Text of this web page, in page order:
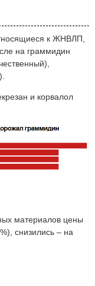
к ЖНВЛП,
на граммидин
и корвалол
материалов цены
снизились – на